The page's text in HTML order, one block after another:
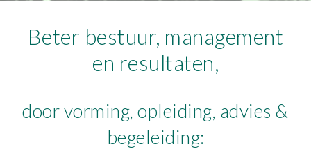
Beter bestuur, management
en resultaten,
door vorming, opleiding, advies &
begeleiding: